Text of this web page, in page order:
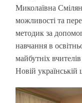
Миколаївна
можливості та
методик за
навчання в
майбутніх
Новій українській